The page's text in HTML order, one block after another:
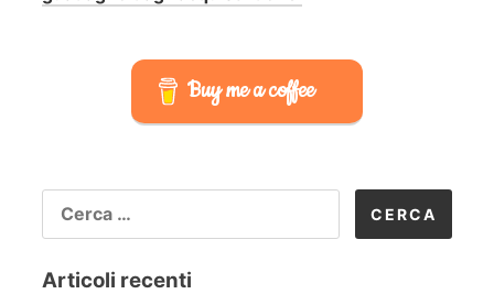
Buy me a coffee
PER:
Articoli recenti